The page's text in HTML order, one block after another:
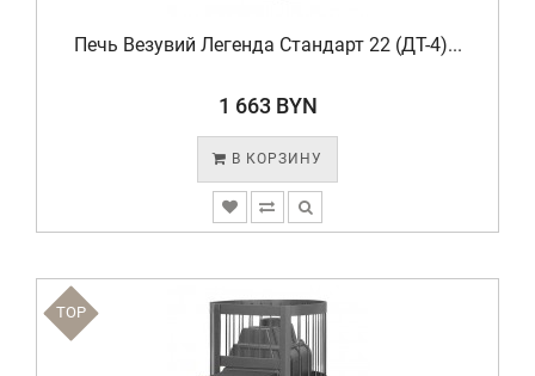
Печь Везувий Легенда Стандарт 22 (ДТ-4)...
1 663 BYN
В КОРЗИНУ
TOP